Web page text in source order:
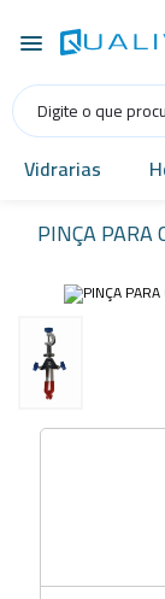
Vidrarias
PINÇA PARA